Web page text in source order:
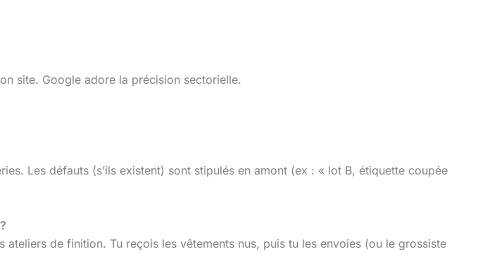
site. Google adore la précision sectorielle.
Les défauts (s’ils existent) sont stipulés en amont (ex : « lot B, étiquette coupée
ateliers de finition. Tu reçois les vêtements nus, puis tu les envoies (ou le grossiste